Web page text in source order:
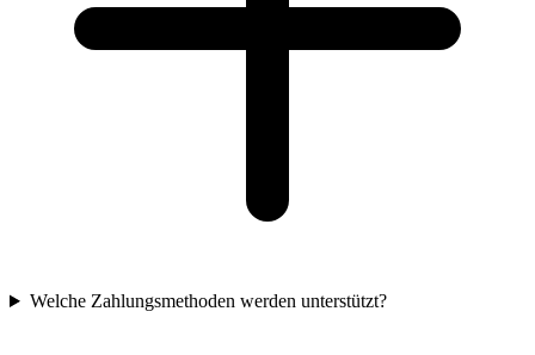
Welche Zahlungsmethoden werden unterstützt?